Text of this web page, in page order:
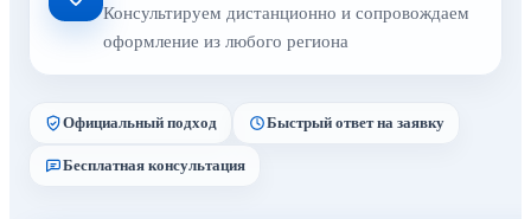
Консультируем дистанционно и сопровождаем
оформление из любого региона
Официальный подход Быстрый ответ на заявку
Бесплатная консультация